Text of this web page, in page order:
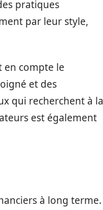
pratiques
par leur style,
en compte le
et des
qui recherchent à la
est également
à long terme.